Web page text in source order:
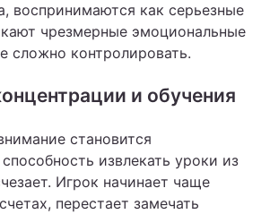
воспринимаются как серьезные
чрезмерные эмоциональные
сложно контролировать.
и обучения
становится
извлекать уроки из
Игрок начинает чаще
перестает замечать